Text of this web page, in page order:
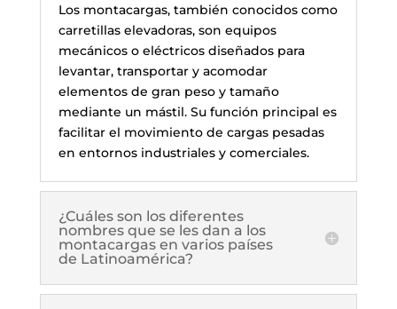
Los montacargas, también conocidos como
carretillas elevadoras, son equipos
mecánicos o eléctricos diseñados para
levantar, transportar y acomodar
elementos de gran peso y tamaño
mediante un mástil. Su función principal es
facilitar el movimiento de cargas pesadas
en entornos industriales y comerciales.
¿Cuáles son los diferentes
nombres que se les dan a los
montacargas en varios países
de Latinoamérica?